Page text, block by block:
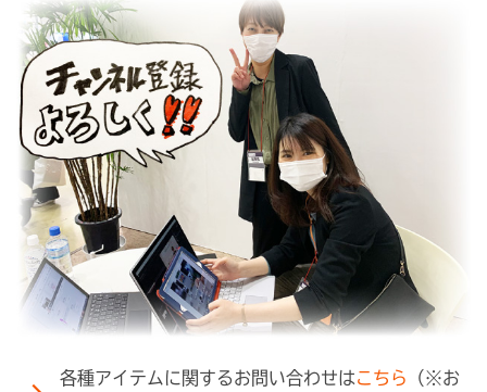
各種アイテムに関するお問い合わせはこちら （※お